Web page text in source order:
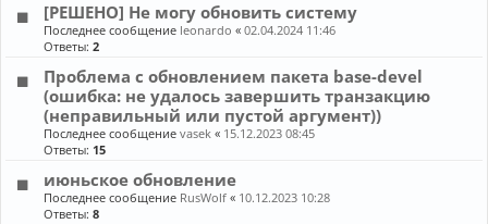
[РЕШЕНО] Не могу обновить систему
Последнее сообщение leonardo «02.04.2024 11:46
Ответы:2
Проблема с обновлением пакета base-devel
(ошибка: не удалось завершить транзакцию
(неправильный или пустой аргумент))
Последнее сообщениеvasek « 15.12.2023 08:45
Ответы: 15
июньское обновление
Последнее сообщение RusWolf « 10.12.2023 10:28
Ответы:8